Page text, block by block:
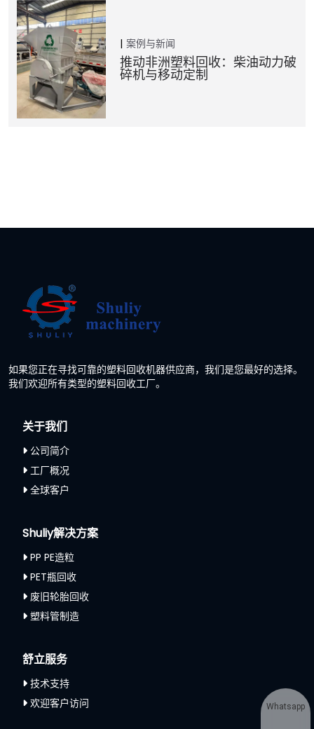
案例与新闻
推动非洲塑料回收：柴油动力破
碎机与移动定制
如果您正在寻找可靠的塑料回收机器供应商，我们是您最好的选择。
我们欢迎所有类型的塑料回收工厂。
关于我们
公司简介
工厂概况
全球客户
Shuliy解决方案
PP PE造粒
PET瓶回收
废旧轮胎回收
塑料管制造
舒立服务
技术支持
欢迎客户访问
Whatsapp